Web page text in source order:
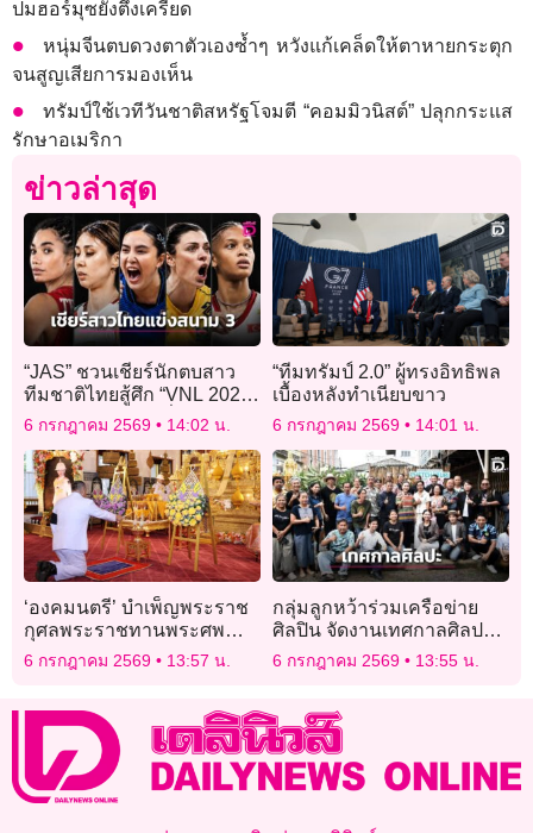
ปมฮอร์มุซยังตึงเครียด
หนุ่มจีนตบดวงตาตัวเองซ้ำๆ หวังแก้เคล็ดให้ตาหายกระตุก
จนสูญเสียการมองเห็น
ทรัมป์ใช้เวทีวันชาติสหรัฐโจมตี “คอมมิวนิสต์” ปลุกกระแส
รักษาอเมริกา
ข่าวล่าสุด
“JAS” ชวนเชียร์นักตบสาว
ทีมชาติไทยสู้ศึก “VNL 2026”
สนาม 3 ประเทศญี่ปุ่น
6 กรกฎาคม 2569 14:02 น.
“ทีมทรัมป์ 2.0” ผู้ทรงอิทธิพล
เบื้องหลังทำเนียบขาว
6 กรกฎาคม 2569 14:01 น.
‘องคมนตรี’ บำเพ็ญพระราช
กุศลพระราชทานพระศพ
‘เจ้าฟ้าพัชรกิติยาภาฯ’
6 กรกฎาคม 2569 13:57 น.
กลุ่มลูกหว้าร่วมเครือข่าย
ศิลปิน จัดงานเทศกาลศิลปะ
ย่านเมืองเพชร “Phetchaburi
Mini Art Festival”
6 กรกฎาคม 2569 13:55 น.